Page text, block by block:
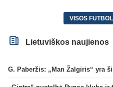
VISOS
Lietuviškos naujienos
G. Paberžis: „Man Žalgiris“ yra